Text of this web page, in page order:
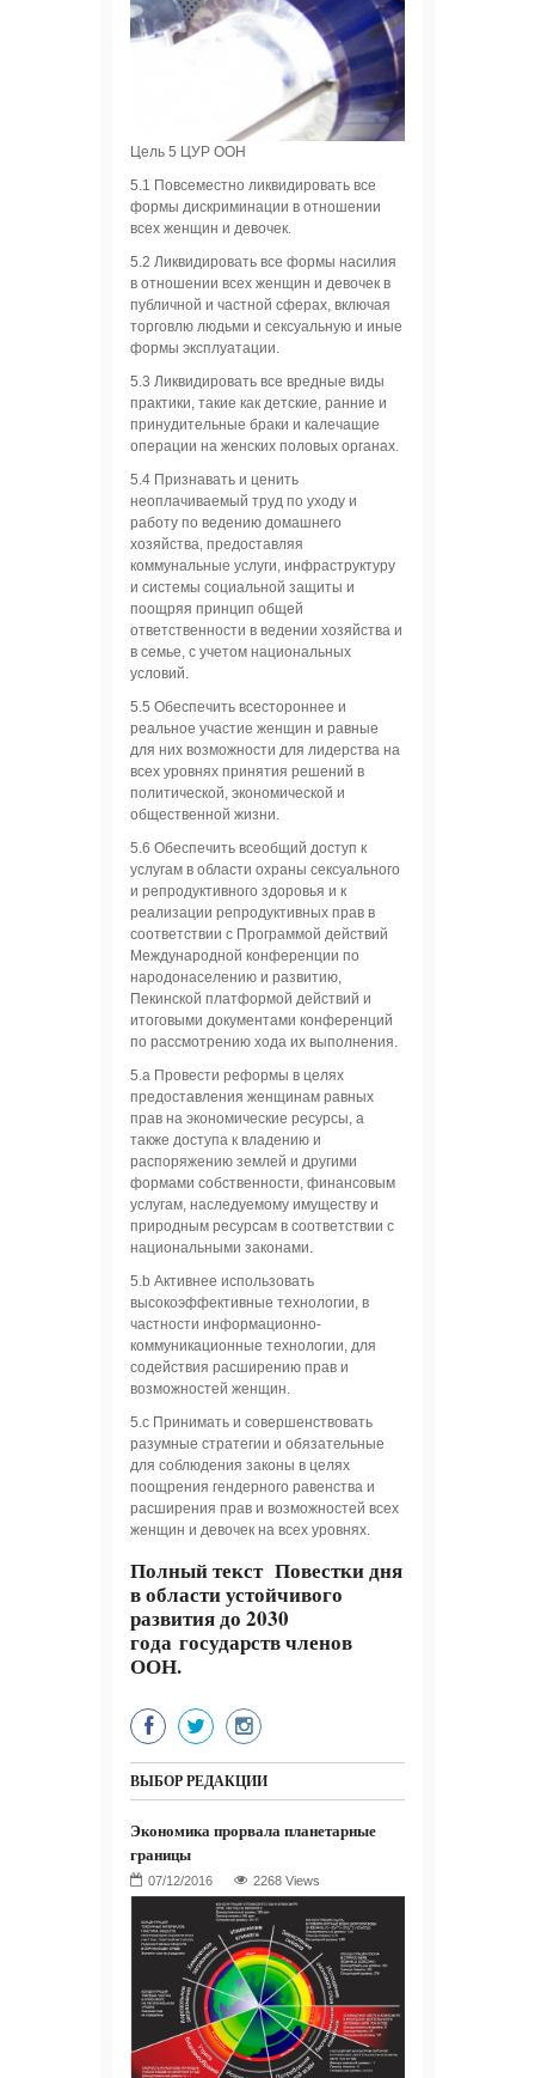
Цель 5 ЦУР ООН
5.1 Повсеместно ликвидировать все
формы дискриминации в отношении
всех женщин и девочек.
5.2 Ликвидировать все формы насилия
в отношении всех женщин и девочек в
публичной и частной сферах, включая
торговлю людьми и сексуальную и иные
формы эксплуатации.
5.3 Ликвидировать все вредные виды
практики, такие как детские, ранние и
принудительные браки и калечащие
операции на женских половых органах.
5.4 Признавать и ценить
неоплачиваемый труд по уходу и
работу по ведению домашнего
хозяйства, предоставляя
коммунальные услуги, инфраструктуру
и системы социальной защиты и
поощряя принцип общей
ответственности в ведении хозяйства и
в семье, с учетом национальных
условий.
5.5 Обеспечить всестороннее и
реальное участие женщин и равные
для них возможности для лидерства на
всех уровнях принятия решений в
политической, экономической и
общественной жизни.
5.6 Обеспечить всеобщий доступ к
услугам в области охраны сексуального
и репродуктивного здоровья и к
реализации репродуктивных прав в
соответствии с Программой действий
Международной конференции по
народонаселению и развитию,
Пекинской платформой действий и
итоговыми документами конференций
по рассмотрению хода их выполнения.
5.a Провести реформы в целях
предоставления женщинам равных
прав на экономические ресурсы, а
также доступа к владению и
распоряжению землей и другими
формами собственности, финансовым
услугам, наследуемому имуществу и
природным ресурсам в соответствии с
национальными законами.
5.b Активнее использовать
высокоэффективные технологии, в
частности информационно-
коммуникационные технологии, для
содействия расширению прав и
возможностей женщин.
5.c Принимать и совершенствовать
разумные стратегии и обязательные
для соблюдения законы в целях
поощрения гендерного равенства и
расширения прав и возможностей всех
женщин и девочек на всех уровнях.
Полный текст Повестки дня
в области устойчивого
развития до 2030
года государств членов
ООН.
ВЫБОР РЕДАКЦИИ
Экономика прорвала планетарные
границы
2268 Views